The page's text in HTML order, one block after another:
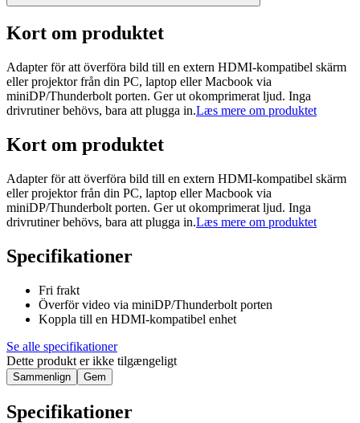
Kort om produktet
Adapter för att överföra bild till en extern HDMI-kompatibel skärm
eller projektor från din PC, laptop eller Macbook via
miniDP/Thunderbolt porten. Ger ut okomprimerat ljud. Inga
drivrutiner behövs, bara att plugga in.Læs mere om produktet
Kort om produktet
Adapter för att överföra bild till en extern HDMI-kompatibel skärm
eller projektor från din PC, laptop eller Macbook via
miniDP/Thunderbolt porten. Ger ut okomprimerat ljud. Inga
drivrutiner behövs, bara att plugga in.Læs mere om produktet
Specifikationer
Fri frakt
Överför video via miniDP/Thunderbolt porten
Koppla till en HDMI-kompatibel enhet
Se alle specifikationer
Dette produkt er ikke tilgængeligt
Sammenlign Gem
Specifikationer